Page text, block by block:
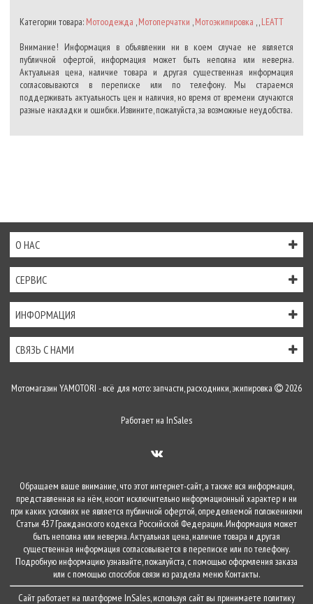
Категории товара: Мотоодежда ,Мотоперчатки ,Мотоэкипировка , ,LEATT
Внимание! Информация в объявлении ни в коем случае не является
публичной офертой, информация может быть неполна или неверна.
Актуальная цена, наличие товара и другая существенная информация
согласовываются в переписке или по телефону. Мы стараемся
поддерживать актуальность цен и наличия, но время от времени случаются
разные накладки и ошибки. Извините, пожалуйста, за возможные неудобства.
О НАС
СЕРВИС
ИНФОРМАЦИЯ
СВЯЗЬ С НАМИ
Мотомагазин YAMOTORI - всё для мото: запчасти, расходники, экипировка 2026
Работает на InSales
Обращаем ваше внимание, что этот интернет-сайт, а также вся информация,
представленная на нём, носит исключительно информационный характер и ни
при каких условиях не является публичной офертой, определяемой положениями
Статьи 437 Гражданского кодекса Российской Федерации. Информация может
быть неполна или неверна. Актуальная цена, наличие товара и другая
существенная информация согласовывается в переписке или по телефону.
Подробную информацию узнавайте, пожалуйста, с помощью оформления заказа
или с помощью способов связи из раздела меню Контакты.
Сайт работает на платформе InSales, используя сайт вы принимаете политику